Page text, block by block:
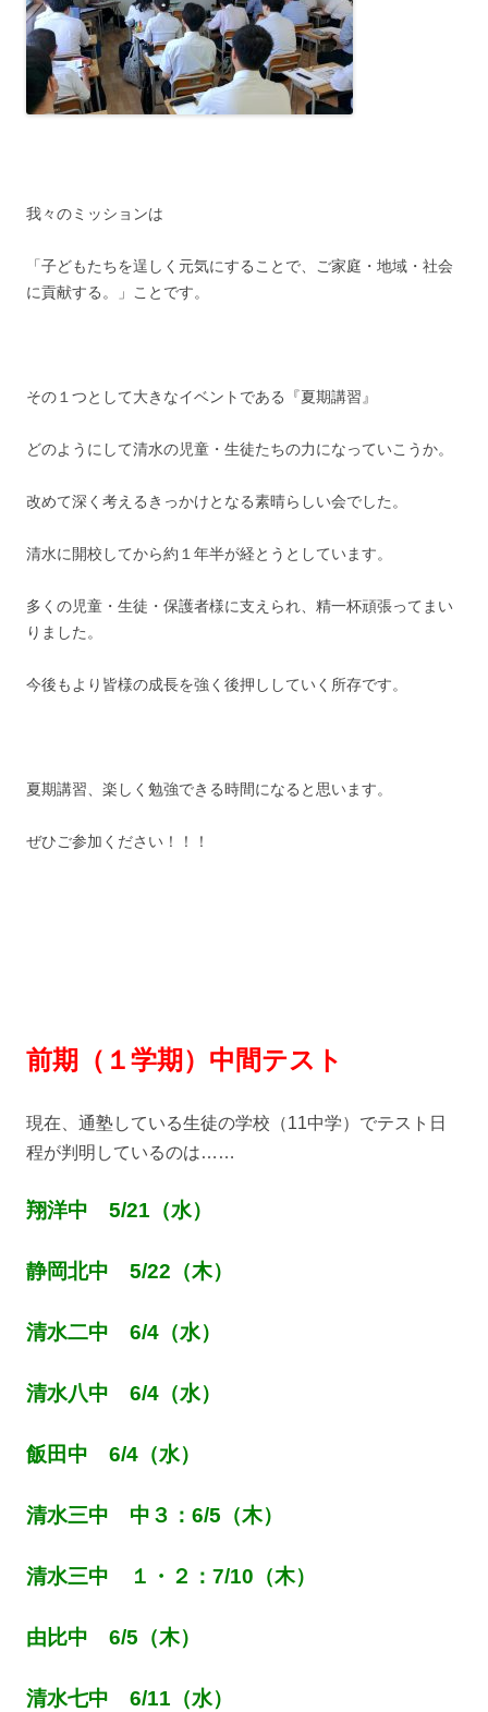
我々のミッションは
「子どもたちを逞しく元気にすることで、ご家庭・地域・社会
に貢献する。」ことです。
その１つとして大きなイベントである『夏期講習』
どのようにして清水の児童・生徒たちの力になっていこうか。
改めて深く考えるきっかけとなる素晴らしい会でした。
清水に開校してから約１年半が経とうとしています。
多くの児童・生徒・保護者様に支えられ、精一杯頑張ってまい
りました。
今後もより皆様の成長を強く後押ししていく所存です。
夏期講習、楽しく勉強できる時間になると思います。
ぜひご参加ください！！！
前期（１学期）中間テスト
現在、通塾している生徒の学校（11中学）でテスト日
程が判明しているのは……
翔洋中 5/21（水）
静岡北中 5/22（木）
清水二中 6/4（水）
清水八中 6/4（水）
飯田中 6/4（水）
清水三中 中３：6/5（木）
清水三中 １・２：7/10（木）
由比中 6/5（木）
清水七中 6/11（水）